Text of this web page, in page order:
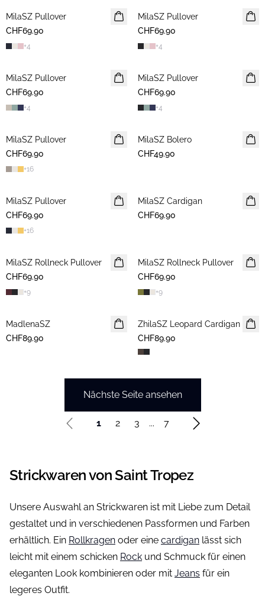
2 FOR 120 CHF
MilaSZ Pullover
CHF69.90
+4
2 FOR 120 CHF
MilaSZ Pullover
CHF69.90
+4
2 FOR 120 CHF
MilaSZ Pullover
CHF69.90
+4
2 FOR 120 CHF
MilaSZ Pullover
CHF69.90
+4
2 FOR 120 CHF
MilaSZ Pullover
CHF69.90
+16
MilaSZ Bolero
CHF49.90
2 FOR 120 CHF
MilaSZ Pullover
CHF69.90
+16
MilaSZ Cardigan
CHF69.90
NEUHEIT
MilaSZ Rollneck Pullover
CHF69.90
+9
NEUHEIT
MilaSZ Rollneck Pullover
CHF69.90
+9
NEUHEIT
MadlenaSZ
CHF89.90
ZhilaSZ Leopard Cardigan
CHF89.90
Nächste Seite ansehen
1 2 3 ... 7
Strickwaren von Saint Tropez
Unsere Auswahl an Strickwaren ist mit Liebe zum Detail
gestaltet und in verschiedenen Passformen und Farben
erhältlich. Ein Rollkragen oder eine cardigan lässt sich
leicht mit einem schicken Rock und Schmuck für einen
eleganten Look kombinieren oder mit Jeans für ein
legeres Outfit.